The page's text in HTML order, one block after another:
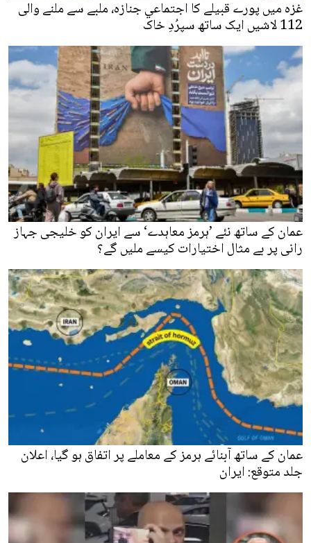
غزہ میں پورے قبیلے کا اجتماعي جنازہ، ملبے سے ملنے والی
112 لاشیں ایک ساتھ سپرُدِ خاک
عمان کے ساتھ نئے ’ہرمز معاہدے‘ سے ایران کو خلیجی جہاز
رانی پر بے مثال اختیارات کیسے ملیں گے؟
عمان کے ساتھ آبنائے ہرمز کے معاملے پر اتفاق ہو گیا، اعلان
جلد متوقع: ایران